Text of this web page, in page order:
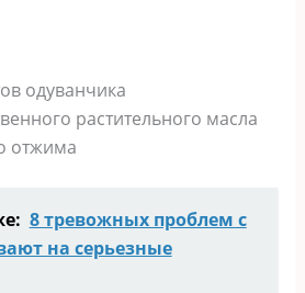
одуванчика
растительного масла
отжима
8 тревожных проблем с
на серьезные